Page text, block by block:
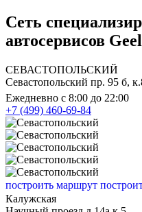
Сеть
автосервисов
СЕВАСТОПОЛЬСКИЙ
Севастопольский пр. 95 б,
Ежедневно с 8:00 до 22:00
+7 (499) 460-69-84
построить маршрут
Калужская